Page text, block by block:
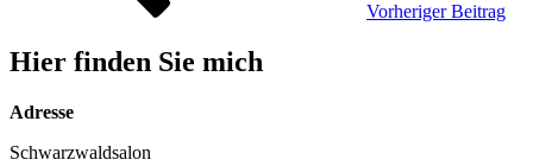
Vorheriger Beitrag
Hier finden Sie mich
Adresse
Schwarzwaldsalon